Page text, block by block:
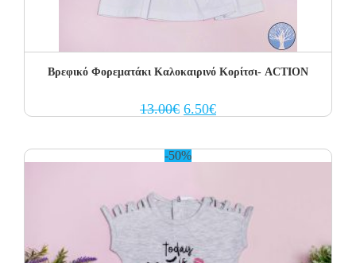
Βρεφικό Φορεματάκι Καλοκαιρινό Κορίτσι- ACTION
13.00€ Original
price
6.50€Current
price
-50%